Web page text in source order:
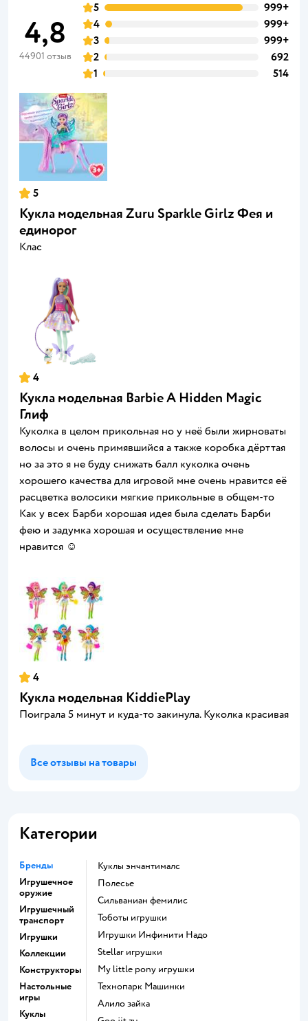
4,8
44901 отзыв
5
999+
4
999+
3
999+
2
692
1
514
5
Кукла модельная Zuru Sparkle Girlz Фея и
единорог
Клас
4
Кукла модельная Barbie A Hidden Magic
Глиф
Куколка в целом прикольная но у неё были жирноваты
волосы и очень примявшийся а также коробка дёрттая
но за это я не буду снижать балл куколка очень
хорошего качества для игровой мне очень нравится её
расцветка волосики мягкие прикольные в общем-то
Как у всех Барби хорошая идея была сделать Барби
фею и задумка хорошая и осуществление мне
нравится ☺️
4
Кукла модельная KiddiePlay
Поиграла 5 минут и куда-то закинула. Куколка красивая
Все отзывы на товары
Категории
Бренды
Игрушечное
оружие
Игрушечный
транспорт
Игрушки
Коллекции
Конструкторы
Настольные
игры
Куклы
Куклы энчантималс
Полесье
Сильваниан фемилис
Тоботы игрушки
Игрушки Инфинити Надо
Stellar игрушки
my little pony игрушки
Технопарк Машинки
Алило зайка